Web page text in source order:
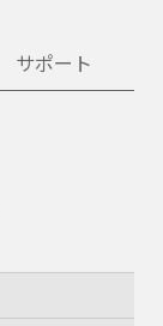
サポート